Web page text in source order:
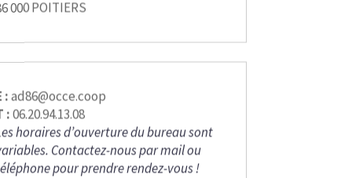
000 POITIERS
:ad86@occe.coop
:06.20.94.13.08
horaires d’ouverture du bureau sont
Contactez-nous par mail ou
pour prendre rendez-vous !